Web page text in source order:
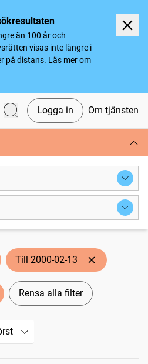
än 100 år och
visas inte längre i
på distans. Läs mer om
Logga in Om tjänsten
Till 2000-02-13
Rensa alla filter